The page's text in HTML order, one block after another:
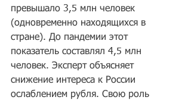
превышало 3,5 млн человек
(одновременно находящихся в
стране). До пандемии этот
показатель составлял 4,5 млн
человек. Эксперт объясняет
снижение интереса к России
ослаблением рубля. Свою роль